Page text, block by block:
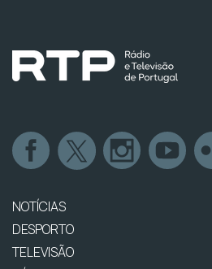
NOTÍCIAS
DESPORTO
TELEVISÃO